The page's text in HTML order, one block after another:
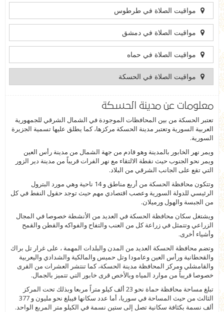
مواقيت الصلاة في طرطوس
مواقيت الصلاة في دمشق
مواقيت الصلاة في حماه
مواقيت الصلاة في الحسكة
معلومات عن مدينة الحسكة
تعتبر الحسكة من بين المحافظات الموجودة في الشمال الشرقي للجمهورية
العربية السورية وتعتبر مدينة الحسكة مركزها، كما يطلق عليها تسمية الجزيرة
السورية.
ويمر نهر الخابور بالمدينة وهو قادم من جهة الشمال من مدينة رأس العين
ويمر نحو الجنوب حيث نقطة الالتقاء مع نهر الفرات قريباً من مدينة دير الزور
التي تقع على الجانب الشرقي من البلاد.
وتتكون محافظة الحسكة من أربع مناطق و 14 ناحية وهي مورد البترول
الرئيسي للدولة السورية وعصب اقتصادي مهم حيث توجد حقول النفط في كل
من الجبسة والهول ورميلان.
ويشتغل سكان محافظة الحسكة في العديد من الأنشطة خصوصا في المجال
الزراعي وتتمثل في زراعة كل من العنب والتفاح والفواكه والقطن والقمح
وأشياء أخرى.
وتضم محافظة الحسكة العديد من المدن والبلدات المهمة ، على غرار تل براك
والقحطانية ورأس العين وعامودا وتل حميس والمالكية والشدادي واليعربية
والقامشلي ومركز المحافظة مدينة الحسكة، كما تنتشر العشرات من القرى
خصوصا قريباً من موارد المياه وبالأخص قرى خابور التي تتميز بالجمال.
تبلغ مساحة محافظة حماة نحو 23 ألف كيلو متراً مربعا وبذلك تحت المركز
الثالث من حيث المساحة في سوريا، أما عدد سكانها فيبلغ نحو مليون و 377
ألف نسمة بكثافة سكانية تصل إلى ستين نسمة في الكيلو متر المربع الواحد.